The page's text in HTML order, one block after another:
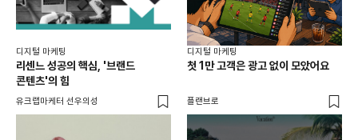
디지털 마케팅
리센느 성공의 핵심, '브랜드
콘텐츠'의 힘
유크랩마케터 선우의성
디지털 마케팅
첫 1만 고객은 광고 없이 모았어요
플랜브로